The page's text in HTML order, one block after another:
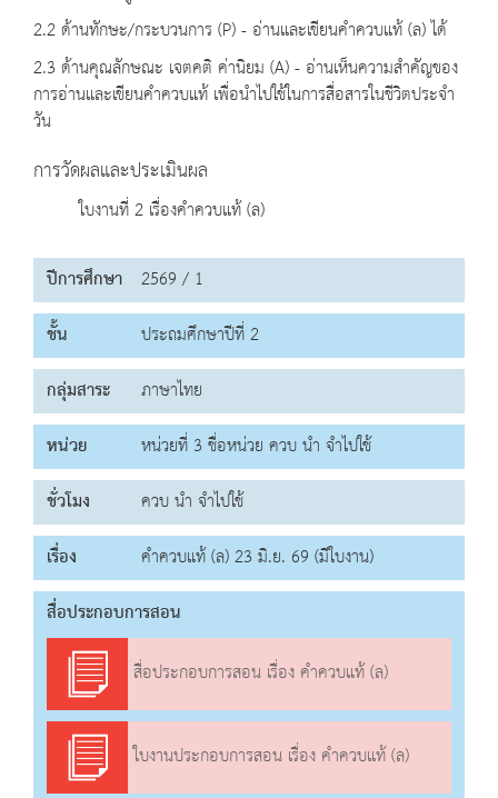
2.2 ด้านทักษะ/กระบวนการ (P) - อ่านและเขียนคำควบแท้ (ล) ได้
2.3 ด้านคุณลักษณะ เจตคติ ค่านิยม (A) - อ่านเห็นความสำคัญของ
การอ่านและเขียนคำควบแท้ เพื่อนำไปใช้ในการสื่อสารในชีวิตประจำ
วัน
การวัดผลและประเมินผล
ใบงานที่ 2 เรื่องคำควบแท้ (ล)
ปีการศึกษา 2569 / 1
ชั้น
ประถมศึกษาปีที่ 2
กลุ่มสาระ
ภาษาไทย
หน่วย
หน่วยที่ 3 ชื่อหน่วย ควบ นำ จำไปใช้
ชั่วโมง
ควบ นำ จำไปใช้
เรื่อง
คำควบแท้ (ล) 23 มิ.ย. 69 (มีใบงาน)
สื่อประกอบการสอน
สื่อประกอบการสอน เรื่อง คำควบแท้ (ล)
ใบงานประกอบการสอน เรื่อง คำควบแท้ (ล)